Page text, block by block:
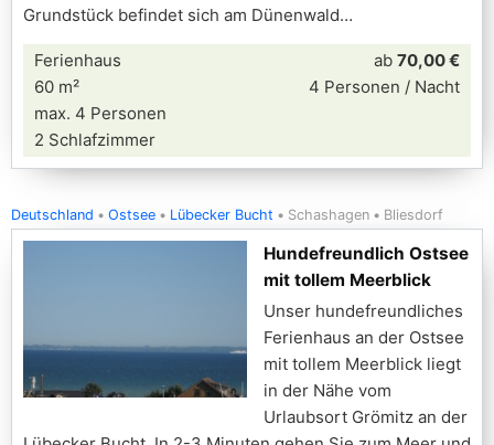
Grundstück befindet sich am Dünenwald
Ferienhaus
60 m²
max. 4 Personen
2 Schlafzimmer
ab 70,00 €
4 Personen / Nacht
Deutschland Ostsee Lübecker Bucht Schashagen Bliesdorf
Hundefreundlich Ostsee
mit tollem Meerblick
Unser hundefreundliches
Ferienhaus an der Ostsee
mit tollem Meerblick liegt
in der Nähe vom
Urlaubsort Grömitz an der